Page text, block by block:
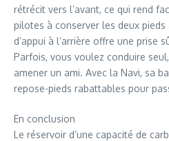
rétrécit vers l’avant, ce qui rend
pilotes à conserver les deux
d’appui à l’arrière offre une prise
Parfois, vous voulez conduire
amener un ami. Avec la Navi, sa
repose-pieds rabattables pour
En conclusion
Le réservoir d’une capacité de